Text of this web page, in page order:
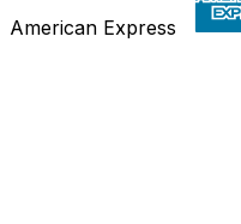
American Express